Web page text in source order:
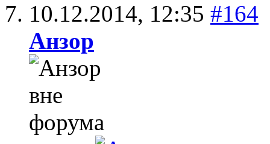
10.12.2014, 12:35 #164
Анзор